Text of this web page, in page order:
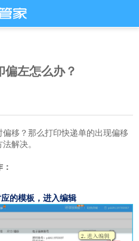
代发
好货 快团团
偏左怎么办？
移？ 那么打印快递单的出现偏移
解决。
的模板，进入编辑